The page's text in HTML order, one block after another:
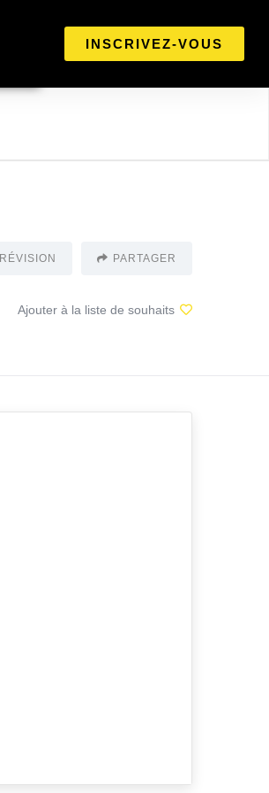
INSCRIVEZ-VOUS
RÉVISION PARTAGER
Ajouter à la liste de souhaits